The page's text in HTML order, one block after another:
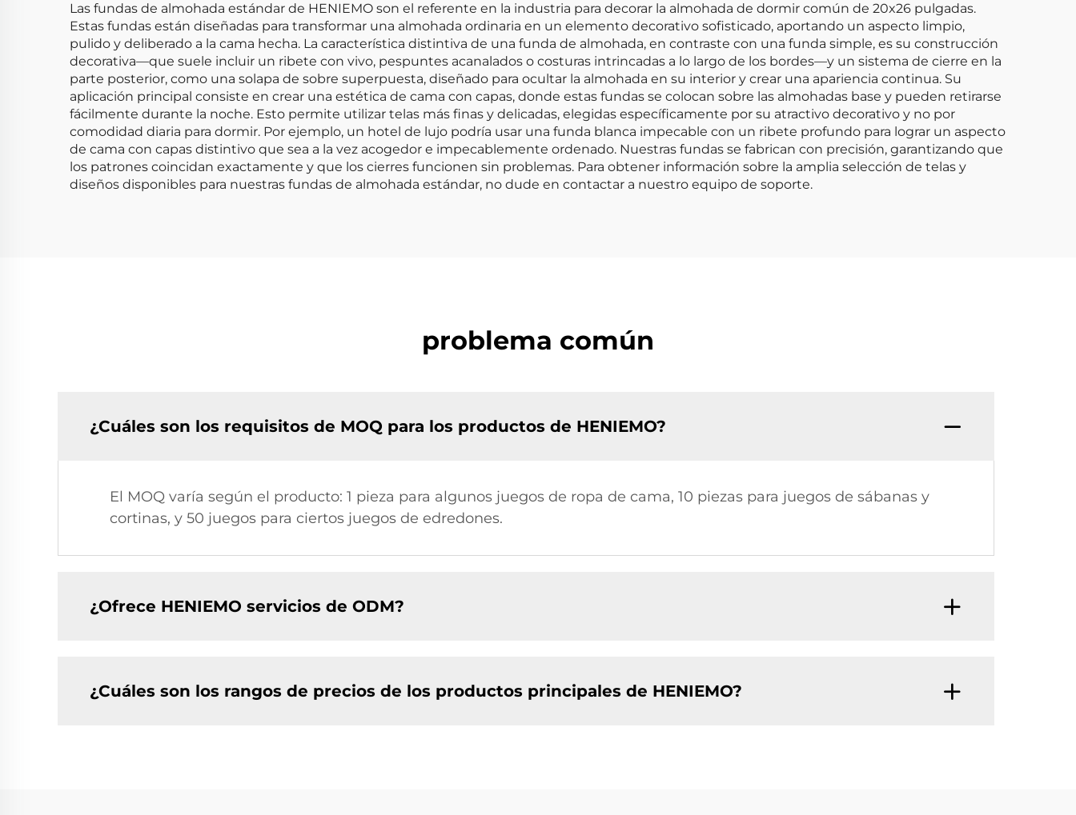
Las fundas de almohada estándar de HENIEMO son el referente en la industria para decorar la almohada de dormir común de 20x26 pulgadas.
Estas fundas están diseñadas para transformar una almohada ordinaria en un elemento decorativo sofisticado, aportando un aspecto limpio,
pulido y deliberado a la cama hecha. La característica distintiva de una funda de almohada, en contraste con una funda simple, es su construcción
decorativa—que suele incluir un ribete con vivo, pespuntes acanalados o costuras intrincadas a lo largo de los bordes—y un sistema de cierre en la
parte posterior, como una solapa de sobre superpuesta, diseñado para ocultar la almohada en su interior y crear una apariencia continua. Su
aplicación principal consiste en crear una estética de cama con capas, donde estas fundas se colocan sobre las almohadas base y pueden retirarse
fácilmente durante la noche. Esto permite utilizar telas más finas y delicadas, elegidas específicamente por su atractivo decorativo y no por
comodidad diaria para dormir. Por ejemplo, un hotel de lujo podría usar una funda blanca impecable con un ribete profundo para lograr un aspecto
de cama con capas distintivo que sea a la vez acogedor e impecablemente ordenado. Nuestras fundas se fabrican con precisión, garantizando que
los patrones coincidan exactamente y que los cierres funcionen sin problemas. Para obtener información sobre la amplia selección de telas y
diseños disponibles para nuestras fundas de almohada estándar, no dude en contactar a nuestro equipo de soporte.
problema común
¿Cuáles son los requisitos de MOQ para los productos de HENIEMO?
El MOQ varía según el producto: 1 pieza para algunos juegos de ropa de cama, 10 piezas para juegos de sábanas y
cortinas, y 50 juegos para ciertos juegos de edredones.
¿Ofrece HENIEMO servicios de ODM?
¿Cuáles son los rangos de precios de los productos principales de HENIEMO?